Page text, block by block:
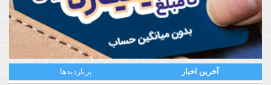
آخرین اخبار پربازدیدها